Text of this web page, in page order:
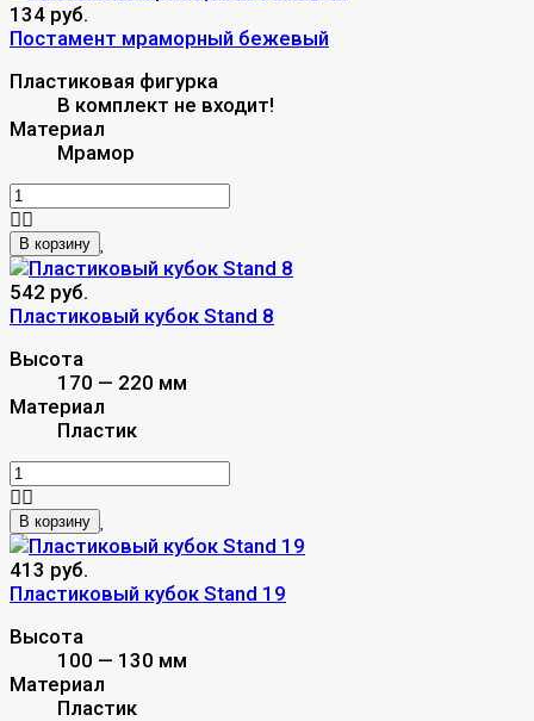
134 руб.
Постамент мраморный бежевый
Пластиковая фигурка
В комплект не входит!
Материал
Мрамор
В корзину
542 руб.
Пластиковый кубок Stand 8
Высота
170 — 220 мм
Материал
Пластик
В корзину
413 руб.
Пластиковый кубок Stand 19
Высота
100 — 130 мм
Материал
Пластик